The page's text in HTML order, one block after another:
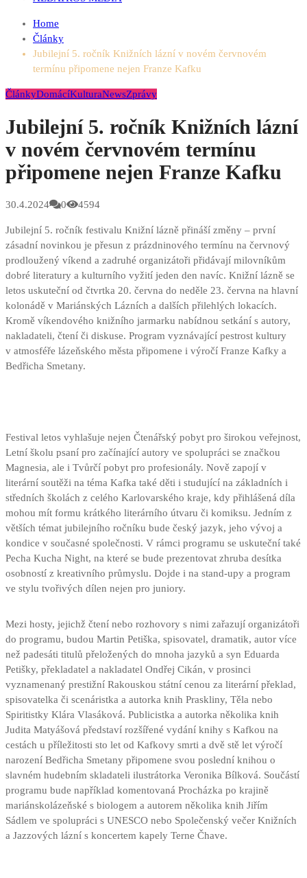
Home
Články
Jubilejní 5. ročník Knižních lázní v novém červnovém
termínu připomene nejen Franze Kafku
ČlánkyDomácíKulturaNewsZprávy
Jubilejní 5. ročník Knižních lázní
v novém červnovém termínu
připomene nejen Franze Kafku
30.4.2024 0 4594
Jubilejní 5. ročník festivalu Knižní lázně přináší změny – první
zásadní novinkou je přesun z prázdninového termínu na červnový
prodloužený víkend a zadruhé organizátoři přidávají milovníkům
dobré literatury a kulturního vyžití jeden den navíc. Knižní lázně se
letos uskuteční od čtvrtka 20. června do neděle 23. června na hlavní
kolonádě v Mariánských Lázních a dalších přilehlých lokacích.
Kromě víkendového knižního jarmarku nabídnou setkání s autory,
nakladateli, čtení či diskuse. Program vyznávající pestrost kultury
v atmosféře lázeňského města připomene i výročí Franze Kafky a
Bedřicha Smetany.
Festival letos vyhlašuje nejen Čtenářský pobyt pro širokou veřejnost,
Letní školu psaní pro začínající autory ve spolupráci se značkou
Magnesia, ale i Tvůrčí pobyt pro profesionály. Nově zapojí v
literární soutěži na téma Kafka také děti i studující na základních i
středních školách z celého Karlovarského kraje, kdy přihlášená díla
mohou mít formu krátkého literárního útvaru či komiksu. Jedním z
větších témat jubilejního ročníku bude český jazyk, jeho vývoj a
kondice v současné společnosti. V rámci programu se uskuteční také
Pecha Kucha Night, na které se bude prezentovat zhruba desítka
osobností z kreativního průmyslu. Dojde i na stand-upy a program
ve stylu tvořivých dílen nejen pro juniory.
Mezi hosty, jejichž čtení nebo rozhovory s nimi zařazují organizátoři
do programu, budou Martin Petiška, spisovatel, dramatik, autor více
než padesáti titulů přeložených do mnoha jazyků a syn Eduarda
Petišky, překladatel a nakladatel Ondřej Cikán, v prosinci
vyznamenaný prestižní Rakouskou státní cenou za literární překlad,
spisovatelka či scenáristka a autorka knih Praskliny, Těla nebo
Spiritistky Klára Vlasáková. Publicistka a autorka několika knih
Judita Matyášová představí rozšířené vydání knihy s Kafkou na
cestách u příležitosti sto let od Kafkovy smrti a dvě stě let výročí
narození Bedřicha Smetany připomene svou poslední knihou o
slavném hudebním skladateli ilustrátorka Veronika Bílková. Součástí
programu bude například komentovaná Procházka po krajině
mariánskolázeňské s biologem a autorem několika knih Jiřím
Sádlem ve spolupráci s UNESCO nebo Společenský večer Knižních
a Jazzových lázní s koncertem kapely Terne Čhave.